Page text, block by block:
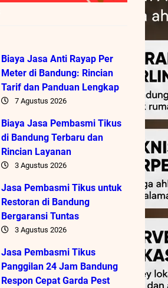
Biaya Jasa Anti Rayap Per
Meter di Bandung: Rincian
Tarif dan Panduan Lengkap
7 Agustus 2026
Biaya Jasa Pembasmi Tikus
di Bandung Terbaru dan
Rincian Layanan
3 Agustus 2026
Jasa Pembasmi Tikus untuk
Restoran di Bandung
Bergaransi Tuntas
3 Agustus 2026
Jasa Pembasmi Tikus
Panggilan 24 Jam Bandung
Respon Cepat Garda Pest